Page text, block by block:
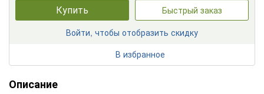
Купить
Быстрый заказ
Войти, чтобы отобразить скидку
В избранное
Описание